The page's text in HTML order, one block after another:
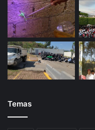
Temas